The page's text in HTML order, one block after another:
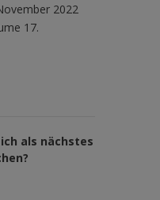
2022
17.
als nächstes